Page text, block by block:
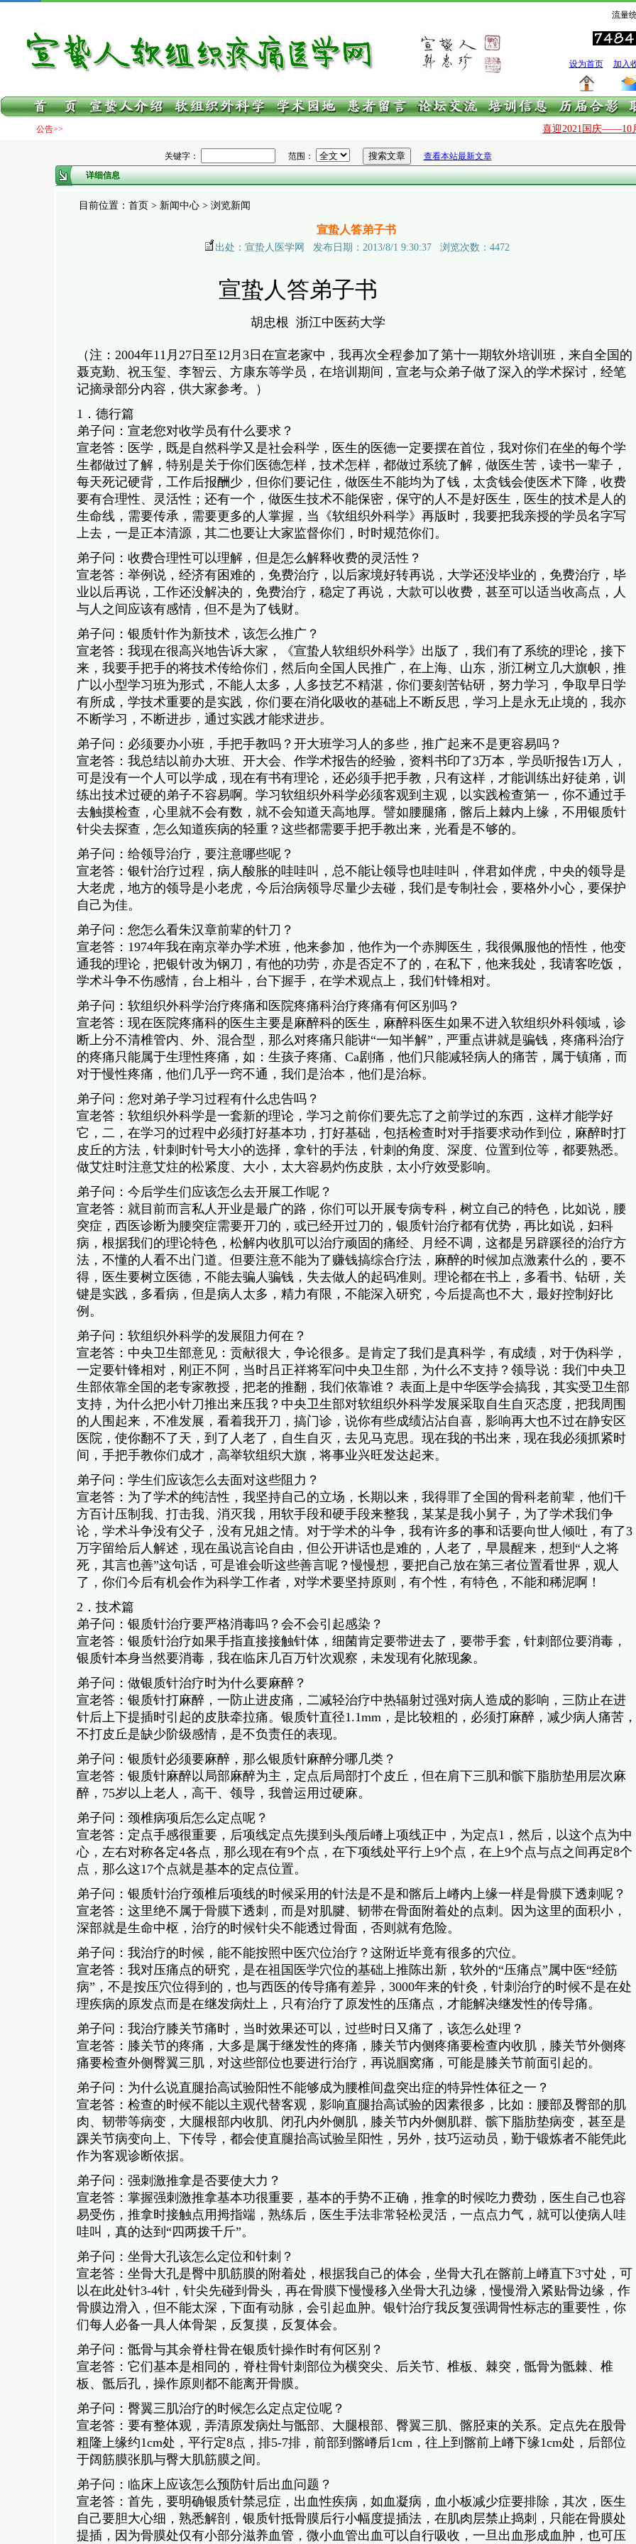
流量
设为首页 加入
公告>> 喜迎2021国庆——10月
关键字： 范围：
查看本站最新文章
详细信息
目前位置：首页 > 新闻中心 > 浏览新闻
宣蛰人答弟子书
出处：宣蛰人医学网 发布日期：2013/8/1 9:30:37 浏览次数：4472
宣蛰人答弟子书
胡忠根 浙江中医药大学
（注：2004年11月27日至12月3日在宣老家中，我再次全程参加了第十一期软外培训班，来自全国的
聂克勤、祝玉玺、李智云、方康东等学员，在培训期间，宣老与众弟子做了深入的学术探讨，经笔
记摘录部分内容，供大家参考。）
1．德行篇
弟子问：宣老您对收学员有什么要求？
宣老答：医学，既是自然科学又是社会科学，医生的医德一定要摆在首位，我对你们在坐的每个学
生都做过了解，特别是关于你们医德怎样，技术怎样，都做过系统了解，做医生苦，读书一辈子，
每天死记硬背，工作后报酬少，但你们要记住，做医生不能均为了钱，太贪钱会使医术下降，收费
要有合理性、灵活性；还有一个，做医生技术不能保密，保守的人不是好医生，医生的技术是人的
生命线，需要传承，需要更多的人掌握，当《软组织外科学》再版时，我要把我亲授的学员名字写
上去，一是正本清源，其二也要让大家监督你们，时时规范你们。
弟子问：收费合理性可以理解，但是怎么解释收费的灵活性？
宣老答：举例说，经济有困难的，免费治疗，以后家境好转再说，大学还没毕业的，免费治疗，毕
业以后再说，工作还没解决的，免费治疗，稳定了再说，大款可以收费，甚至可以适当收高点，人
与人之间应该有感情，但不是为了钱财。
弟子问：银质针作为新技术，该怎么推广？
宣老答：我现在很高兴地告诉大家，《宣蛰人软组织外科学》出版了，我们有了系统的理论，接下
来，我要手把手的将技术传给你们，然后向全国人民推广，在上海、山东，浙江树立几大旗帜，推
广以小型学习班为形式，不能人太多，人多技艺不精湛，你们要刻苦钻研，努力学习，争取早日学
有所成，学技术重要的是实践，你们要在消化吸收的基础上不断反思，学习上是永无止境的，我亦
不断学习，不断进步，通过实践才能求进步。
弟子问：必须要办小班，手把手教吗？开大班学习人的多些，推广起来不是更容易吗？
宣老答：我总结以前办大班、开大会、作学术报告的经验，资料书印了3万本，学员听报告1万人，
可是没有一个人可以学成，现在有书有理论，还必须手把手教，只有这样，才能训练出好徒弟，训
练出技术过硬的弟子不容易啊。学习软组织外科学必须客观到主观，以实践检查第一，你不通过手
去触摸检查，心里就不会有数，就不会知道天高地厚。譬如腰腿痛，髂后上棘内上缘，不用银质针
针尖去探查，怎么知道疾病的轻重？这些都需要手把手教出来，光看是不够的。
弟子问：给领导治疗，要注意哪些呢？
宣老答：银针治疗过程，病人酸胀的哇哇叫，总不能让领导也哇哇叫，伴君如伴虎，中央的领导是
大老虎，地方的领导是小老虎，今后治病领导尽量少去碰，我们是专制社会，要格外小心，要保护
自己为佳。
弟子问：您怎么看朱汉章前辈的针刀？
宣老答：1974年我在南京举办学术班，他来参加，他作为一个赤脚医生，我很佩服他的悟性，他变
通我的理论，把银针改为钢刀，有他的功劳，亦是否定不了的，在私下，他来我处，我请客吃饭，
学术斗争不伤感情，台上相斗，台下握手，在学术观点上，我们针锋相对。
弟子问：软组织外科学治疗疼痛和医院疼痛科治疗疼痛有何区别吗？
宣老答：现在医院疼痛科的医生主要是麻醉科的医生，麻醉科医生如果不进入软组织外科领域，诊
断上分不清椎管内、外、混合型，那么对疼痛只能讲“一知半解”，严重点讲就是骗钱，疼痛科治疗
的疼痛只能属于生理性疼痛，如：生孩子疼痛、Ca剧痛，他们只能减轻病人的痛苦，属于镇痛，而
对于慢性疼痛，他们几乎一窍不通，我们是治本，他们是治标。
弟子问：您对弟子学习过程有什么忠告吗？
宣老答：软组织外科学是一套新的理论，学习之前你们要先忘了之前学过的东西，这样才能学好
它，二，在学习的过程中必须打好基本功，打好基础，包括检查时对手指要求动作到位，麻醉时打
皮丘的方法，针刺时针号大小的选择，拿针的手法，针刺的角度、深度、位置到位等，都要熟悉。
做艾炷时注意艾炷的松紧度、大小，太大容易灼伤皮肤，太小疗效受影响。
弟子问：今后学生们应该怎么去开展工作呢？
宣老答：就目前而言私人开业是最广的路，你们可以开展专病专科，树立自己的特色，比如说，腰
突症，西医诊断为腰突症需要开刀的，或已经开过刀的，银质针治疗都有优势，再比如说，妇科
病，根据我们的理论特色，松解内收肌可以治疗顽固的痛经、月经不调，这都是另辟蹊径的治疗方
法，不懂的人看不出门道。但要注意不能为了赚钱搞综合疗法，麻醉的时候加点激素什么的，要不
得，医生要树立医德，不能去骗人骗钱，失去做人的起码准则。理论都在书上，多看书、钻研，关
键是实践，多看病，但是病人太多，精力有限，不能深入研究，今后提高也不大，最好控制好比
例。
弟子问：软组织外科学的发展阻力何在？
宣老答：中央卫生部意见：贡献很大，争论很多。是肯定了我们是真科学，有成绩，对于伪科学，
一定要针锋相对，刚正不阿，当时吕正祥将军问中央卫生部，为什么不支持？领导说：我们中央卫
生部依靠全国的老专家教授，把老的推翻，我们依靠谁？ 表面上是中华医学会搞我，其实受卫生部
支持，为什么把小针刀推出来压我？中央卫生部对软组织外科学发展采取自生自灭态度，把我周围
的人围起来，不准发展，看着我开刀，搞门诊，说你有些成绩沾沾自喜，影响再大也不过在静安区
医院，使你翻不了天，到了人老了，自生自灭，去见马克思。现在我的书出来，现在我必须抓紧时
间，手把手教你们成才，高举软组织大旗，将事业兴旺发达起来。
弟子问：学生们应该怎么去面对这些阻力？
宣老答：为了学术的纯洁性，我坚持自己的立场，长期以来，我得罪了全国的骨科老前辈，他们千
方百计压制我、打击我、消灭我，用软手段和硬手段来整我，某某是我小舅子，为了学术我们争
论，学术斗争没有父子，没有兄姐之情。对于学术的斗争，我有许多的事和话要向世人倾吐，有了3
万字留给后人解述，现在虽说言论自由，但公开讲话也是难的，人老了，早晨醒来，想到“人之将
死，其言也善”这句话，可是谁会听这些善言呢？慢慢想，要把自己放在第三者位置看世界，观人
了，你们今后有机会作为科学工作者，对学术要坚持原则，有个性，有特色，不能和稀泥啊！
2．技术篇
弟子问：银质针治疗要严格消毒吗？会不会引起感染？
宣老答：银质针治疗如果手指直接接触针体，细菌肯定要带进去了，要带手套，针刺部位要消毒，
银质针本身当然要消毒，我在临床几百万针次观察，未发现有化脓现象。
弟子问：做银质针治疗时为什么要麻醉？
宣老答：银质针打麻醉，一防止进皮痛，二减轻治疗中热辐射过强对病人造成的影响，三防止在进
针后上下提插时引起的皮肤牵拉痛。银质针直径1.1mm，是比较粗的，必须打麻醉，减少病人痛苦，
不打皮丘是缺少阶级感情，是不负责任的表现。
弟子问：银质针必须要麻醉，那么银质针麻醉分哪几类？
宣老答：银质针麻醉以局部麻醉为主，定点后局部打个皮丘，但在肩下三肌和髌下脂肪垫用层次麻
醉，75岁以上老人，高干、领导，我曾运用过硬麻。
弟子问：颈椎病项后怎么定点呢？
宣老答：定点手感很重要，后项线定点先摸到头颅后嵴上项线正中，为定点1，然后，以这个点为中
心，左右对称各定4各点，那么现在有9个点，在下项线处平行上9个点，在上9个点与点之间再定8个
点，那么这17个点就是基本的定点位置。
弟子问：银质针治疗颈椎后项线的时候采用的针法是不是和髂后上嵴内上缘一样是骨膜下透刺呢？
宣老答：这里绝不属于骨膜下透刺，而是对肌腱、韧带在骨面附着处的点刺。因为这里的面积小，
深部就是生命中枢，治疗的时候针尖不能透过骨面，否则就有危险。
弟子问：我治疗的时候，能不能按照中医穴位治疗？这附近毕竟有很多的穴位。
宣老答：我对压痛点的研究，是在祖国医学穴位的基础上推陈出新，软外的“压痛点”属中医“经筋
病”，不是按压穴位得到的，也与西医的传导痛有差异，3000年来的针灸，针刺治疗的时候不是在处
理疾病的原发点而是在继发病灶上，只有治疗了原发性的压痛点，才能解决继发性的传导痛。
弟子问：我治疗膝关节痛时，当时效果还可以，过些时日又痛了，该怎么处理？
宣老答：膝关节的疼痛，大多是属于继发性的疼痛，膝关节内侧疼痛要检查内收肌，膝关节外侧疼
痛要检查外侧臀翼三肌，对这些部位也要进行治疗，再说腘窝痛，可能是膝关节前面引起的。
弟子问：为什么说直腿抬高试验阳性不能够成为腰椎间盘突出症的特异性体征之一？
宣老答：检查的时候不能以主观代替客观，影响直腿抬高试验的因素很多，比如：腰部及臀部的肌
肉、韧带等病变，大腿根部内收肌、闭孔内外侧肌，膝关节内外侧肌群、髌下脂肪垫病变，甚至是
踝关节病变向上、下传导，都会使直腿抬高试验呈阳性，另外，技巧运动员，勤于锻炼者不能凭此
作为客观诊断依据。
弟子问：强刺激推拿是否要使大力？
宣老答：掌握强刺激推拿基本功很重要，基本的手势不正确，推拿的时候吃力费劲，医生自己也容
易受伤，推拿时接触点用拇指端，熟练后，医生手法非常轻松灵活，一点点力气，就可以使病人哇
哇叫，真的达到“四两拨千斤”。
弟子问：坐骨大孔该怎么定位和针刺？
宣老答：坐骨大孔是臀中肌筋膜的附着处，根据我自己的体会，坐骨大孔在髂前上嵴直下3寸处，可
以在此处针3-4针，针尖先碰到骨头，再在骨膜下慢慢移入坐骨大孔边缘，慢慢滑入紧贴骨边缘，作
骨膜边滑入，但不能太深，下面有动脉，会引起血肿。银针治疗我反复强调骨性标志的重要性，你
们每人必备一具人体骨架，反复摸，反复体会。
弟子问：骶骨与其余脊柱骨在银质针操作时有何区别？
宣老答：它们基本是相同的，脊柱骨针刺部位为横突尖、后关节、椎板、棘突，骶骨为骶棘、椎
板、骶后孔，操作原则都不能离开骨膜。
弟子问：臀翼三肌治疗的时候怎么定点定位呢？
宣老答：要有整体观，弄清原发病灶与骶部、大腿根部、臀翼三肌、髂胫束的关系。定点先在股骨
粗隆上缘约1cm处，平行定8点，排5-7排，前部到髂嵴后1cm，往上到髂前上嵴下缘1cm处，后部位
于阔筋膜张肌与臀大肌筋膜之间。
弟子问：临床上应该怎么预防针后出血问题？
宣老答：首先，要明确银质针禁忌症，出血性疾病，如血凝病，血小板减少症要排除，其次，医生
自己要胆大心细，熟悉解剖，银质针抵骨膜后行小幅度提插法，在肌肉层禁止捣刺，只能在骨膜处
提插，因为骨膜处仅有小部分滋养血管，微小血管出血可以自行吸收，一旦出血形成血肿，也可压